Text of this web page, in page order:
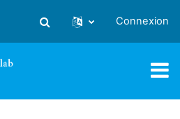
Activer/désactiver la saisie
Connexion